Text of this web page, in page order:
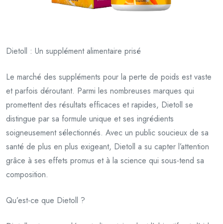
Dietoll : Un supplément alimentaire prisé
Le marché des suppléments pour la perte de poids est vaste
et parfois déroutant. Parmi les nombreuses marques qui
promettent des résultats efficaces et rapides, Dietoll se
distingue par sa formule unique et ses ingrédients
soigneusement sélectionnés. Avec un public soucieux de sa
santé de plus en plus exigeant, Dietoll a su capter l’attention
grâce à ses effets promus et à la science qui sous-tend sa
composition.
Qu’est-ce que Dietoll ?